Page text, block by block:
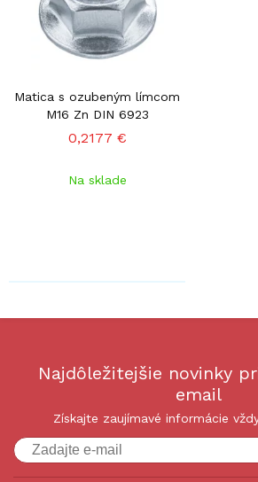
Matica s ozubeným límcom
M16 Zn DIN 6923
0,2177 €
Na sklade
Najdôležitejšie novinky
email
Získajte zaujímavé informácie